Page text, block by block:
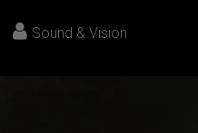
Sound & Vision